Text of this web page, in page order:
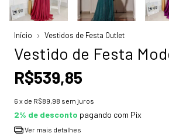
Início Vestidos de Festa Outlet
Vestido de Festa
R$539,85
6 x de R$89,98 sem juros
2% de desconto pagando com Pix
Ver mais detalhes